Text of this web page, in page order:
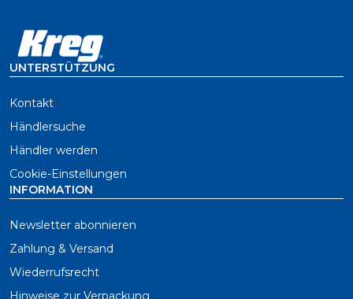
UNTERSTÜTZUNG
Kontakt
Händlersuche
Händler werden
Cookie-Einstellungen
INFORMATION
Newsletter abonnieren
Zahlung & Versand
Wiederrufsrecht
Hinweise zur Verpackung